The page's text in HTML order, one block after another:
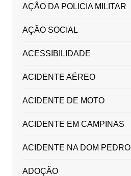
AÇÃO DA POLICIA MILITAR
AÇÃO SOCIAL
ACESSIBILIDADE
ACIDENTE AÉREO
ACIDENTE DE MOTO
ACIDENTE EM CAMPINAS
ACIDENTE NA DOM PEDRO
ADOÇÃO